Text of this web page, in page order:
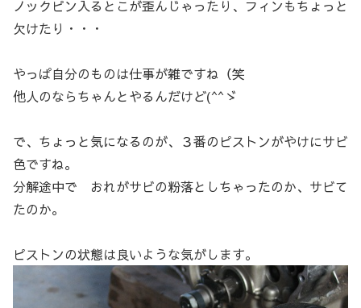
ノックピン入るとこが歪んじゃったり、フィンもちょっと
欠けたり・・・
やっぱ自分のものは仕事が雑ですね（笑
他人のならちゃんとやるんだけど(^^ゞ
で、ちょっと気になるのが、３番のピストンがやけにサビ
色ですね。
分解途中で おれがサビの粉落としちゃったのか、サビて
たのか。
ピストンの状態は良いような気がします。